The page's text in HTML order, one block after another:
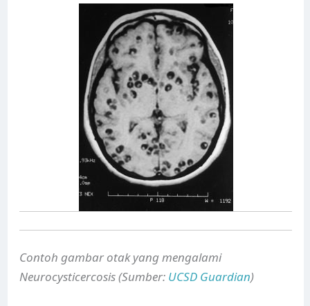
Contoh gambar otak yang mengalami
Neurocysticercosis (Sumber: UCSD Guardian)